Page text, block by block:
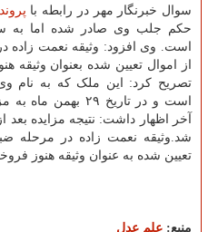
سوال خبرنگار مهر در رابطه با
حکم جلب وی صادر شده اما به
است. وی افزود: وثیقه نعمت زاده
از اموال تعیین شده بعنوان وثیقه
تصریح کرد: این ملک که به نام وی
است و در تاریخ ۲۹
آخر اظهار داشت: نتیجه مزایده بعد
شد.وثیقه نعمت زاده در مرحله
تعیین شده به عنوان وثیقه هنوز
منبع: علم عدل